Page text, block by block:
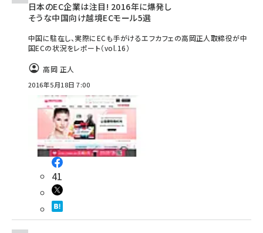
日本のEC企業は注目! 2016年に爆発し
そうな中国向け越境ECモール5選
中国に駐在し、実際にECも手がけるエフカフェの高岡正人取締役が中
国ECの状況をレポート（vol.16）
高岡 正人
2016年5月18日 7:00
41